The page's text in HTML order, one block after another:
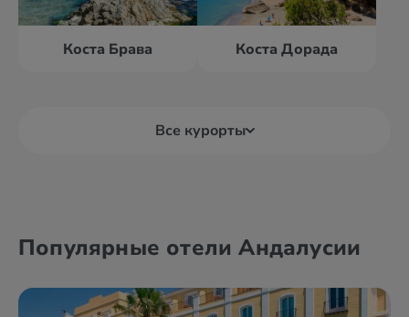
Коста Брава Коста Дорада
Все курорты
Бакейра-Берет Бильбао
Популярные отели Андалусии